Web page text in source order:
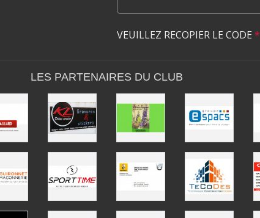
VEUILLEZ RECOPIER LE CODE *
LES PARTENAIRES DU CLUB